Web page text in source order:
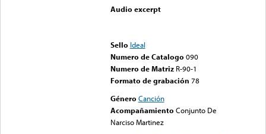
Audio excerpt
Sello Ideal
Numero de Catalogo 090
Numero de Matriz R-90-1
Formato de grabación 78
Género Canción
Acompañamiento Conjunto De
Narciso Martinez